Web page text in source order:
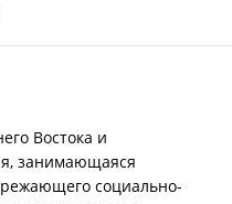
Востока и
занимающаяся
социально-